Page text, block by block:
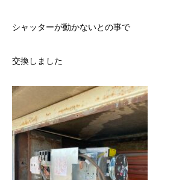
シャッターが動かないとの事で
交換しました